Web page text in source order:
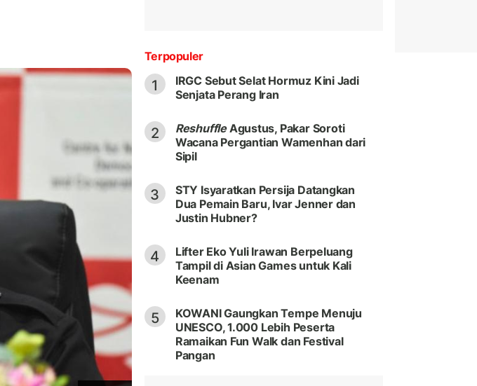
Terpopuler
1
IRGC Sebut Selat Hormuz Kini Jadi
Senjata Perang Iran
2 ReshuffleAgustus, Pakar Soroti
Wacana Pergantian Wamenhan dari
Sipil
3
STY Isyaratkan Persija Datangkan
Dua Pemain Baru, Ivar Jenner dan
Justin Hubner?
4
Lifter Eko Yuli Irawan Berpeluang
Tampil di Asian Games untuk Kali
Keenam
5
KOWANI Gaungkan Tempe Menuju
UNESCO, 1.000 Lebih Peserta
Ramaikan Fun Walk dan Festival
Pangan